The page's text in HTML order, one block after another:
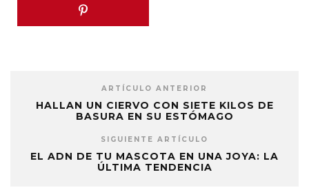
ARTÍCULO ANTERIOR
HALLAN UN CIERVO CON SIETE KILOS DE
BASURA EN SU ESTÓMAGO
SIGUIENTE ARTÍCULO
EL ADN DE TU MASCOTA EN UNA JOYA: LA
ÚLTIMA TENDENCIA